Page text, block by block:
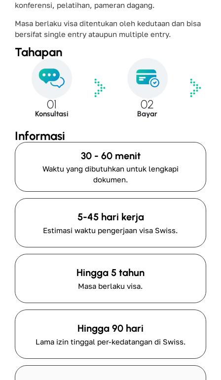
konferensi, pelatihan, pameran dagang.
Masa berlaku visa ditentukan oleh kedutaan dan bisa
bersifat single entry ataupun multiple entry.
Tahapan
01
Konsultasi
02
Bayar
Informasi
30 - 60 menit
Waktu yang dibutuhkan untuk lengkapi
dokumen.
5-45 hari kerja
Estimasi waktu pengerjaan visa Swiss.
Hingga 5 tahun
Masa berlaku visa.
Hingga 90 hari
Lama izin tinggal per-kedatangan di Swiss.